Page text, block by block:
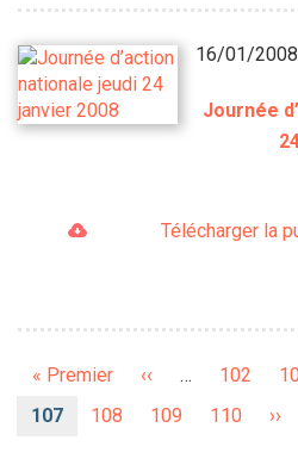
16/01/2008
Journée
Télécharger la
Première
« Premier
Page
‹‹ … Page
102
Page
107 Page
108 Page
109 Page
110 ››